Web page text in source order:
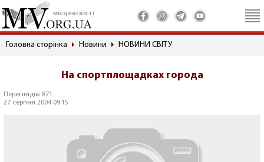
місцеві вісті
Головна сторінка Новини НОВИНИ СВІТУ
На спортплощадках города
Переглядів: 871
27 серпня 2004 09:15